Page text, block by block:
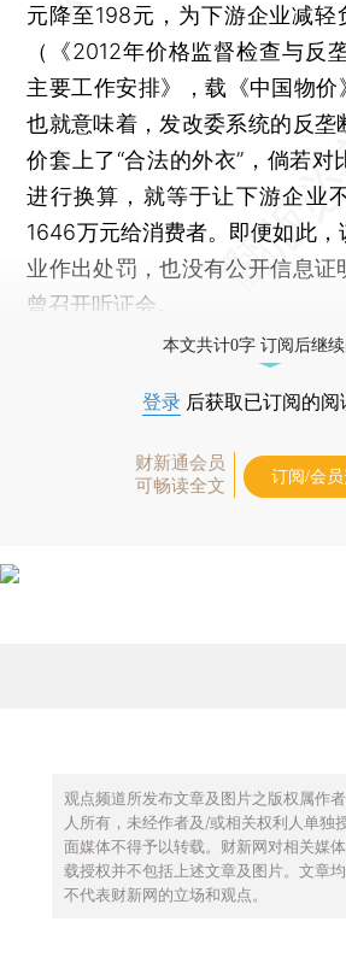
元降至198元，为下游企业减轻
（《2012年价格监督检查与反
主要工作安排》，载《中国物
也就意味着，发改委系统的反垄
价套上了“合法的外衣”，倘若对
进行换算，就等于让下游企业
1646万元给消费者。即便如此
业作出处罚，也没有公开信息证
曾召开听证会。
本文共计0字 订阅后继
登录 后获取已订阅的阅
财新通会员
可畅读全文
订阅/会员
观点频道所发布文章及图片之版权属作
人所有，未经作者及/或相关权利人单独
面媒体不得予以转载。财新网对相关媒
载授权并不包括上述文章及图片。文章
不代表财新网的立场和观点。